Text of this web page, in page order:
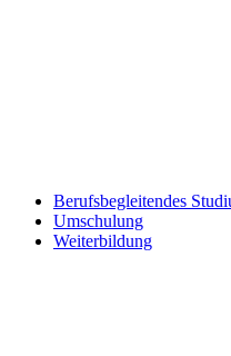
Berufsbegleitendes
Umschulung
Weiterbildung